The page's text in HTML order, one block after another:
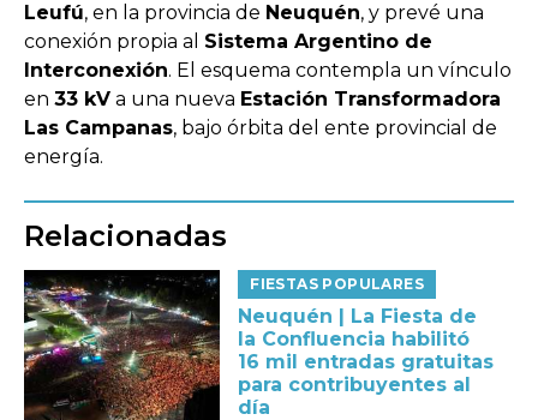
Leufú, en la provincia de Neuquén, y prevé una
conexión propia al Sistema Argentino de
Interconexión. El esquema contempla un vínculo
en 33 kV a una nueva Estación Transformadora
Las Campanas, bajo órbita del ente provincial de
energía.
Relacionadas
FIESTAS POPULARES
Neuquén | La Fiesta de
la Confluencia habilitó
16 mil entradas gratuitas
para contribuyentes al
día